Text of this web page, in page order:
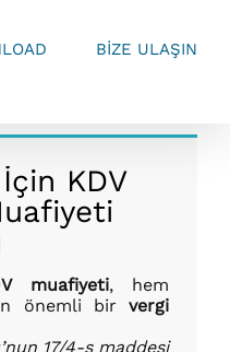
BİZE ULAŞIN
KDV
muafiyeti, hem
önemli birvergi
17/4-s maddesi